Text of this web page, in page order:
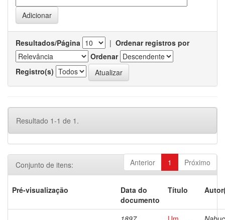
Resultados/Página | Ordenar registros por
Ordenar
Registro(s)
Resultado 1-1 de 1.
Anterior 1 Próximo
Conjunto de itens:
Pré-visualização
Data do
documento
Título